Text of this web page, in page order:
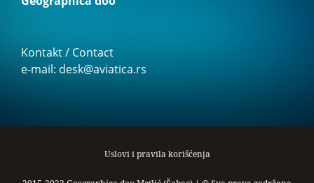
Kontakt / Contact
e-mail: desk@aviatica.rs
Uslovi i pravila korišćenja